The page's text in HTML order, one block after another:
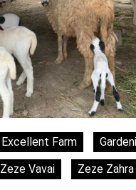
Excellent Farm
Zeze Vavai Zeze Zahra